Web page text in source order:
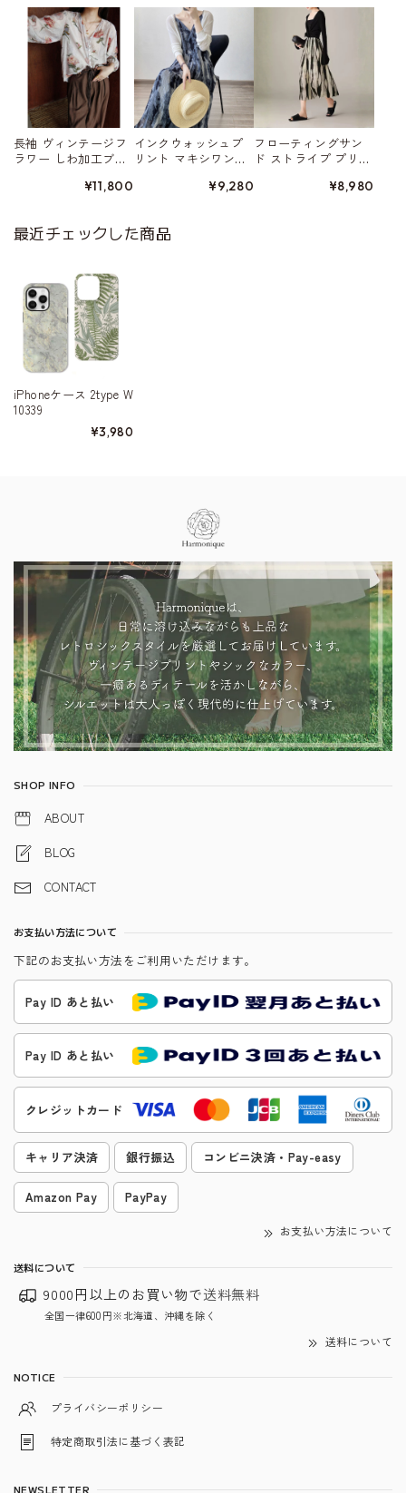
長袖 ヴィンテージフ
ラワー しわ加工ブラ
¥11,800
インクウォッシュプ
リント マキシワン
¥9,280
フローティングサン
ド ストライプ プリー
¥8,980
最近チェックした商品
iPhoneケース 2type W
10339
¥3,980
SHOP INFO
ABOUT
BLOG
CONTACT
お支払い方法について
下記のお支払い方法をご利用いただけます。
Pay ID あと払い
Pay ID あと払い
クレジットカード
キャリア決済 銀行振込 コンビニ決済・Pay-easy
Amazon Pay PayPay
お支払い方法について
送料について
9000円以上のお買い物で送料無料
全国一律600円※北海道、沖縄を除く
送料について
NOTICE
プライバシーポリシー
特定商取引法に基づく表記
NEWSLETTER